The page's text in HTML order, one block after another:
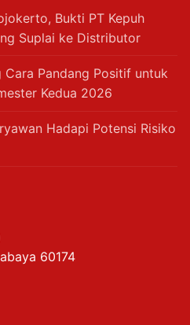
Bukti PT Kepuh
Suplai ke Distributor
Cara Pandang Positif untuk
Kedua 2026
Hadapi Potensi Risiko
60174